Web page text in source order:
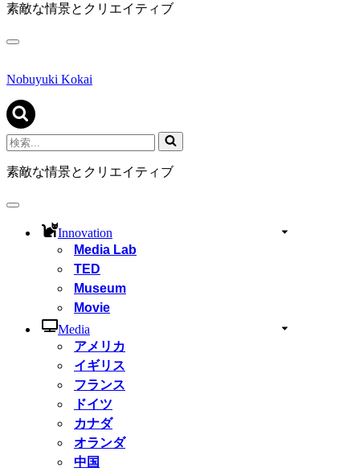
素敵な情景とクリエイティブ
ナ
ゲ
シ
ョ
ン
メ
ニ
ュ
Nobuyuki Kokai
検
索...
素敵な情景とクリエイティブ
ナ
Innovation
Media Lab
TED
Museum
Movie
Media
アメリカ
イギリス
フランス
ドイツ
カナダ
オランダ
中国